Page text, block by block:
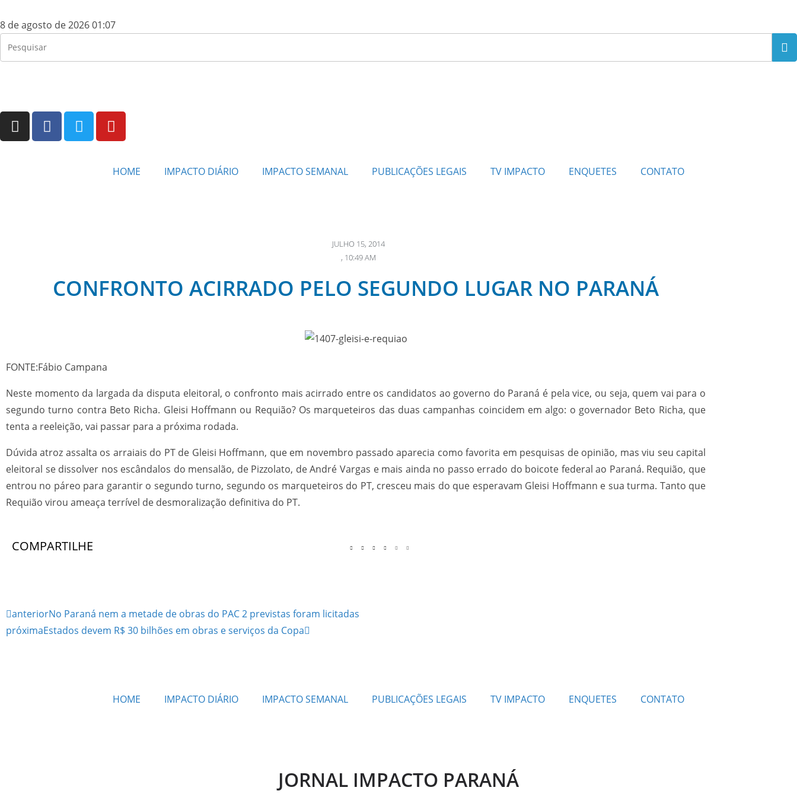
8 de agosto de 2026 01:07
HOME IMPACTO DIÁRIO IMPACTO SEMANAL PUBLICAÇÕES LEGAIS TV IMPACTO ENQUETES CONTATO
JULHO 15, 2014
, 10:49 AM
CONFRONTO ACIRRADO PELO SEGUNDO LUGAR NO PARANÁ
FONTE:Fábio Campana
Neste momento da largada da disputa eleitoral, o confronto mais acirrado entre os candidatos ao governo do Paraná é pela vice, ou seja, quem vai para o
segundo turno contra Beto Richa. Gleisi Hoffmann ou Requião? Os marqueteiros das duas campanhas coincidem em algo: o governador Beto Richa, que
tenta a reeleição, vai passar para a próxima rodada.
Dúvida atroz assalta os arraiais do PT de Gleisi Hoffmann, que em novembro passado aparecia como favorita em pesquisas de opinião, mas viu seu capital
eleitoral se dissolver nos escândalos do mensalão, de Pizzolato, de André Vargas e mais ainda no passo errado do boicote federal ao Paraná. Requião, que
entrou no páreo para garantir o segundo turno, segundo os marqueteiros do PT, cresceu mais do que esperavam Gleisi Hoffmann e sua turma. Tanto que
Requião virou ameaça terrível de desmoralização definitiva do PT.
COMPARTILHE
anteriorNo Paraná nem a metade de obras do PAC 2 previstas foram licitadas
próximaEstados devem R$ 30 bilhões em obras e serviços da Copa
HOME IMPACTO DIÁRIO IMPACTO SEMANAL PUBLICAÇÕES LEGAIS TV IMPACTO ENQUETES CONTATO
JORNAL IMPACTO PARANÁ